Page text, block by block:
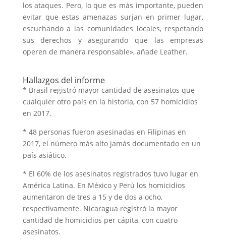
los ataques. Pero, lo que es más importante, pueden
evitar que estas amenazas surjan en primer lugar,
escuchando a las comunidades locales, respetando
sus derechos y asegurando que las empresas
operen de manera responsable», añade Leather.
Hallazgos del informe
* Brasil registró mayor cantidad de asesinatos que
cualquier otro país en la historia, con 57 homicidios
en 2017.
* 48 personas fueron asesinadas en Filipinas en
2017, el número más alto jamás documentado en un
país asiático.
* El 60% de los asesinatos registrados tuvo lugar en
América Latina. En México y Perú los homicidios
aumentaron de tres a 15 y de dos a ocho,
respectivamente. Nicaragua registró la mayor
cantidad de homicidios per cápita, con cuatro
asesinatos.